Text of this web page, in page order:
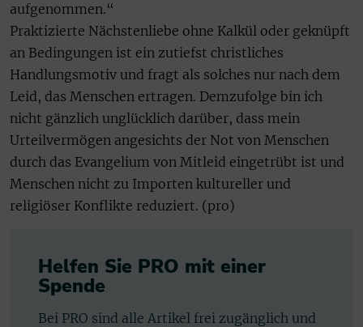
aufgenommen.“
Praktizierte Nächstenliebe ohne Kalkül oder geknüpft
an Bedingungen ist ein zutiefst christliches
Handlungsmotiv und fragt als solches nur nach dem
Leid, das Menschen ertragen. Demzufolge bin ich
nicht gänzlich unglücklich darüber, dass mein
Urteilvermögen angesichts der Not von Menschen
durch das Evangelium von Mitleid eingetrübt ist und
Menschen nicht zu Importen kultureller und
religiöser Konflikte reduziert. (pro)
Helfen Sie PRO mit einer
Spende
Bei PRO sind alle Artikel frei zugänglich und